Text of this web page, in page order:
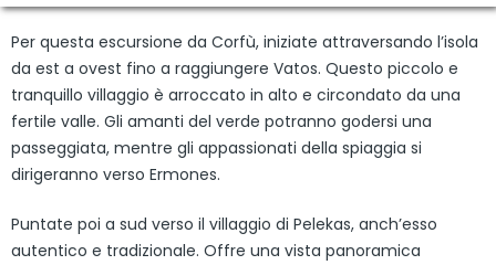
Per questa escursione da Corfù, iniziate attraversando l’isola
da est a ovest fino a raggiungere Vatos. Questo piccolo e
tranquillo villaggio è arroccato in alto e circondato da una
fertile valle. Gli amanti del verde potranno godersi una
passeggiata, mentre gli appassionati della spiaggia si
dirigeranno verso Ermones.
Puntate poi a sud verso il villaggio di Pelekas, anch’esso
autentico e tradizionale. Offre una vista panoramica